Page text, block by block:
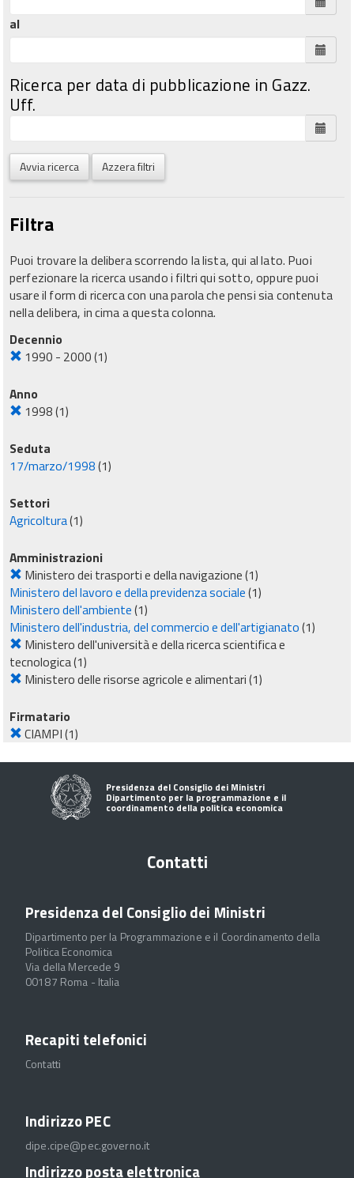
al
Ricerca per data di pubblicazione in Gazz.
Uff.
Avvia ricerca Azzera filtri
Filtra
Puoi trovare la delibera scorrendo la lista, qui al lato. Puoi
perfezionare la ricerca usando i filtri qui sotto, oppure puoi
usare il form di ricerca con una parola che pensi sia contenuta
nella delibera, in cima a questa colonna.
Decennio
1990 - 2000(1)
Anno
1998(1)
Seduta
17/marzo/1998(1)
Settori
Agricoltura(1)
Amministrazioni
Ministero dei trasporti e della navigazione(1)
Ministero del lavoro e della previdenza sociale(1)
Ministero dell'ambiente(1)
Ministero dell'industria, del commercio e dell'artigianato(1)
Ministero dell'università e della ricerca scientifica e
tecnologica(1)
Ministero delle risorse agricole e alimentari(1)
Firmatario
CIAMPI(1)
Presidenza del Consiglio dei Ministri
Dipartimento per la programmazione e il
coordinamento della politica economica
Contatti
Presidenza del Consiglio dei Ministri
Dipartimento per la Programmazione e il Coordinamento della
Politica Economica
Via della Mercede 9
00187 Roma - Italia
Recapiti telefonici
Contatti
Indirizzo PEC
dipe.cipe@pec.governo.it
Indirizzo posta elettronica